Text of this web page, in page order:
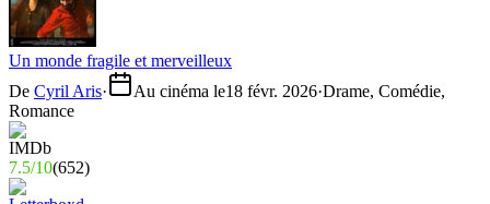
Un monde fragile et merveilleux
De Cyril Aris· Au cinéma le18 févr. 2026·Drame, Comédie,
Romance
7.5/10(652)